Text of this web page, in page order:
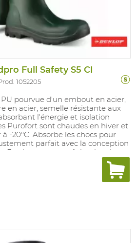
Full Safety S5 CI
1052205
pourvue d'un embout en acier,
en acier, semelle résistante aux
l'énergie et isolation
Purofort sont chaudes en hiver et
-20°C. Absorbe les chocs pour
parfait avec la conception
Dunlop pour empêcher le talon
Purofort ont une bonne adhérence
Pointures: 35-48.